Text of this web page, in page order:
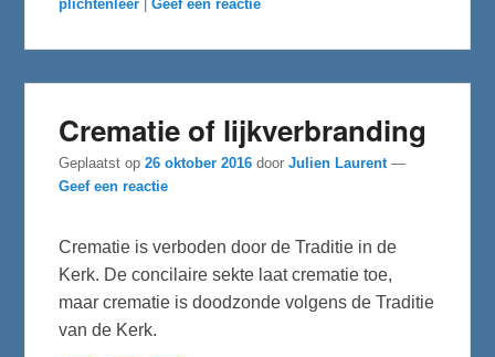
o
k
e
plichtenleer |Geef een reactie
Crematie of lijkverbranding
Geplaatst op26 oktober 2016 doorJulien Laurent —
Geef een reactie
Crematie is verboden door de Traditie in de
Kerk. De concilaire sekte laat crematie toe,
maar crematie is doodzonde volgens de Traditie
van de Kerk.